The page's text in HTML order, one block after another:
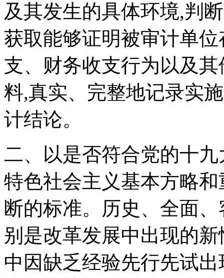
及其发生的具体环境,判
获取能够证明被审计单
支、财务收支行为以及
料,真实、完整地记录实
计结论。
二、以是否符合党的十
特色社会主义基本方略
断的标准。历史、全面
别是改革发展中出现的
中因缺乏经验先行先试